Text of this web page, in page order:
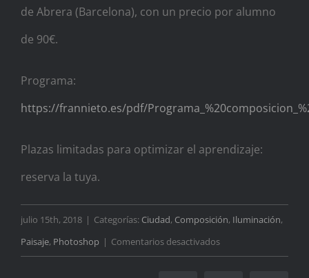
de Abrera (Barcelona), con un precio por alumno
de 90€.
Programa:
https://frannieto.es/pdf/
Plazas limitadas para optimizar el aprendizaje:
reserva la tuya.
julio 15th, 2018 | Categorías: Ciudad, Composición, Iluminación,
Paisaje, Photoshop | Comentarios desactivadosen